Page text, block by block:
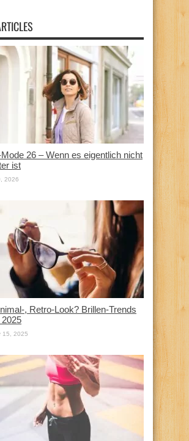
26 – Wenn es eigentlich nicht
ist
2026
, Retro-Look? Brillen-Trends
15, 2025